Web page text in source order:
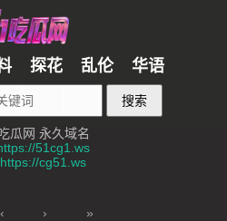
探花 乱伦 华语
搜索
瓜网 永久域名
51cg1.ws
https://cg51.ws
‹ › »